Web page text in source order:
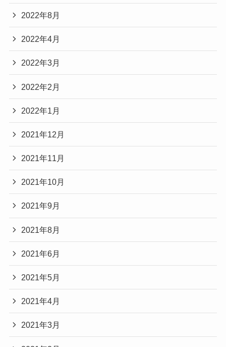
2022年8月
2022年4月
2022年3月
2022年2月
2022年1月
2021年12月
2021年11月
2021年10月
2021年9月
2021年8月
2021年6月
2021年5月
2021年4月
2021年3月